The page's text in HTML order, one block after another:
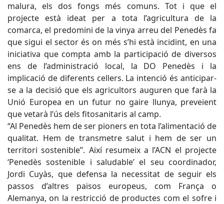
malura, els dos fongs més comuns. Tot i que el
projecte està ideat per a tota l’agricultura de la
comarca, el predomini de la vinya arreu del Penedès fa
que sigui el sector és on més s’hi està incidint, en una
iniciativa que compta amb la participació de diversos
ens de l’administració local, la DO Penedès i la
implicació de diferents cellers. La intenció és anticipar-
se a la decisió que els agricultors auguren que farà la
Unió Europea en un futur no gaire llunya, preveient
que vetarà l’ús dels fitosanitaris al camp.
“Al Penedès hem de ser pioners en tota l’alimentació de
qualitat. Hem de transmetre salut i hem de ser un
territori sostenible”. Així resumeix a l’ACN el projecte
‘Penedès sostenible i saludable’ el seu coordinador,
Jordi Cuyàs, que defensa la necessitat de seguir els
passos d’altres països europeus, com França o
Alemanya, on la restricció de productes com el sofre i